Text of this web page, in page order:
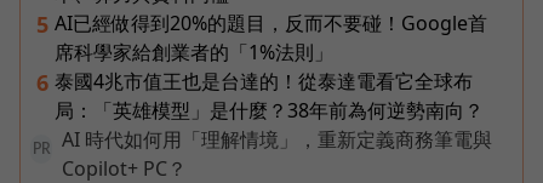
5 AI已經做得到20%的題目，反而不要碰！Google首
席科學家給創業者的「1%法則」
6 泰國4兆市值王也是台達的！從泰達電看它全球布
局：「英雄模型」是什麼？38年前為何逆勢南向？
PR
AI 時代如何用「理解情境」，重新定義商務筆電與
Copilot+ PC？